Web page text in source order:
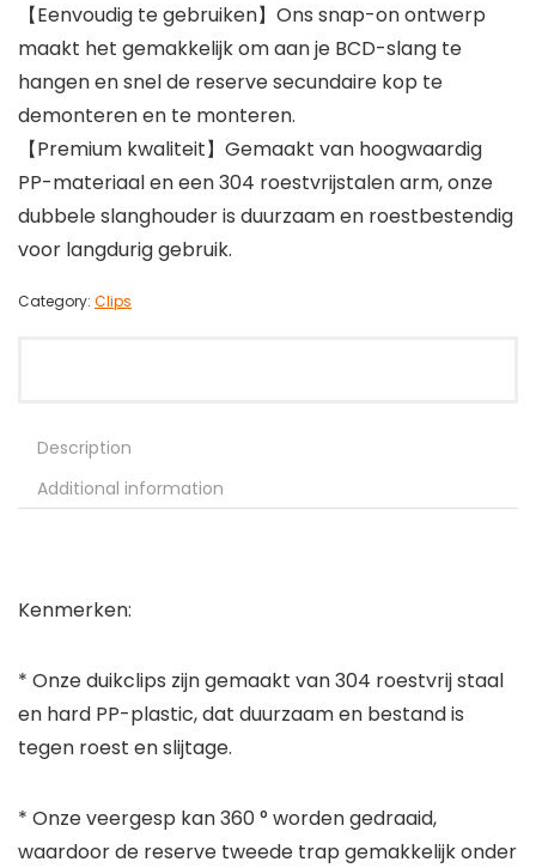
【Eenvoudig te gebruiken】Ons snap-on ontwerp
maakt het gemakkelijk om aan je BCD-slang te
hangen en snel de reserve secundaire kop te
demonteren en te monteren.
【Premium kwaliteit】Gemaakt van hoogwaardig
PP-materiaal en een 304 roestvrijstalen arm, onze
dubbele slanghouder is duurzaam en roestbestendig
voor langdurig gebruik.
Category: Clips
Description
Additional information
Kenmerken:
* Onze duikclips zijn gemaakt van 304 roestvrij staal
en hard PP-plastic, dat duurzaam en bestand is
tegen roest en slijtage.
* Onze veergesp kan 360 ° worden gedraaid,
waardoor de reserve tweede trap gemakkelijk onder